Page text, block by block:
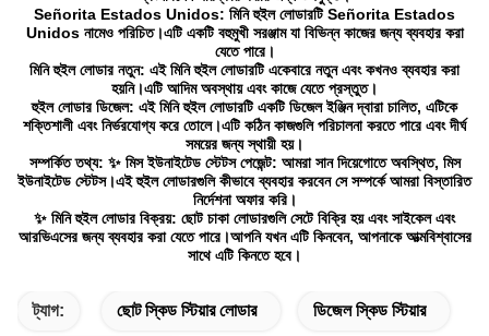
Señorita Estados Unidos: মিনি হুইল লোডারটি Señorita Estados
Unidos নামেও পরিচিত।এটি একটি বহুমুখী সরঞ্জাম যা বিভিন্ন কাজের জন্য ব্যবহার করা
যেতে পারে।
মিনি হুইল লোডার নতুন: এই মিনি হুইল লোডারটি একেবারে নতুন এবং কখনও ব্যবহার করা
হয়নি।এটি আদিম অবস্থায় এবং কাজে যেতে প্রস্তুত।
হুইল লোডার ডিজেল: এই মিনি হুইল লোডারটি একটি ডিজেল ইঞ্জিন দ্বারা চালিত, এটিকে
শক্তিশালী এবং নির্ভরযোগ্য করে তোলে।এটি কঠিন কাজগুলি পরিচালনা করতে পারে এবং দীর্ঘ
সময়ের জন্য স্থায়ী হয়।
সম্পর্কিত তথ্য: ✨ মিস ইউনাইটেড স্টেটস পেজেন্ট: আমরা সান দিয়েগোতে অবস্থিত, মিস
ইউনাইটেড স্টেটস।এই হুইল লোডারগুলি কীভাবে ব্যবহার করবেন সে সম্পর্কে আমরা বিস্তারিত
নির্দেশনা অফার করি।
✨ মিনি হুইল লোডার বিক্রয়: ছোট চাকা লোডারগুলি সেটে বিক্রি হয় এবং সাইকেল এবং
আরভিএসের জন্য ব্যবহার করা যেতে পারে।আপনি যখন এটি কিনবেন, আপনাকে আত্মবিশ্বাসের
সাথে এটি কিনতে হবে।
ট্যাগ: ছোট স্কিড স্টিয়ার লোডার ডিজেল স্কিড স্টিয়ার